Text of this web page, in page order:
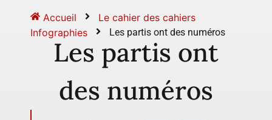
Accueil
Le cahier des cahiers
Infographies
Les partis ont des numéros
Les partis ont
des numéros